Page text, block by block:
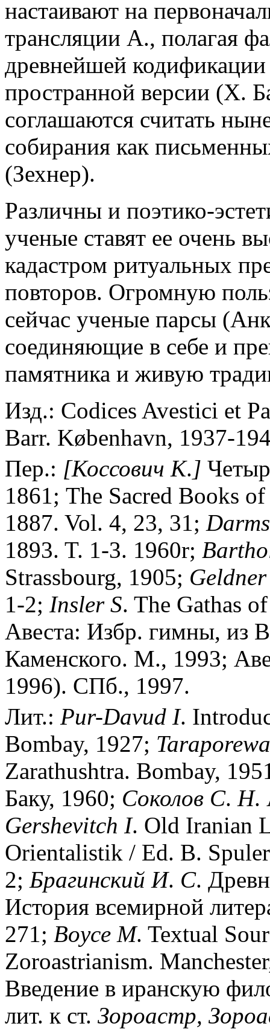
настаивают на
трансляции А., полагая
древнейшей
пространной версии (Х.
соглашаются считать
собирания как
(Зехнер).
Различны и поэтико-
ученые ставят ее очень
кадастром ритуальных
повторов. Огромную
сейчас ученые парсы
соединяющие в себе и
памятника и живую
Изд.: Codices Avestici et
Barr. København, 1937-
Пер.: [Коссович К.]
1861; The Sacred Books
1887. Vol. 4, 23, 31;
1893. T. 1-3. 1960r;
Strassbourg, 1905; Geldner
1-2; Insler S. The Gathas
Авеста: Избр. гимны, из
Каменского. М., 1993;
1996). СПб., 1997.
Лит.: Pur-Davud I.
Bombay, 1927;
Zarathushtra. Bombay,
Баку, 1960; Соколов С. Н.
Gershevitch I. Old Iranian
Orientalistik / Еd. B.
2; Брагинский И. С.
История всемирной
271; Boyce M. Textual
Zoroastrianism.
Введение в иранскую
лит. к ст. Зороастр,